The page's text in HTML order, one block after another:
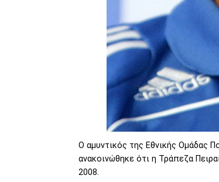
Ο αμυντικός της Εθνικής Ομάδας
ανακοινώθηκε ότι η Τράπεζα
2008.